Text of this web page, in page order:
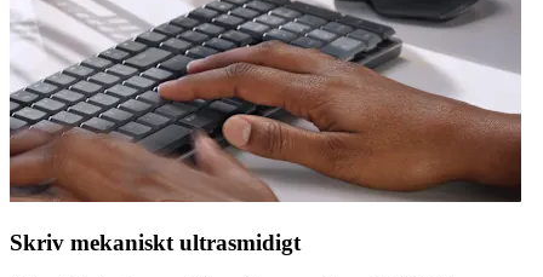
Skriv mekaniskt ultrasmidigt